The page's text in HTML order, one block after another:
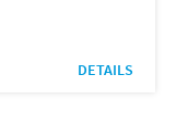
DETAILS